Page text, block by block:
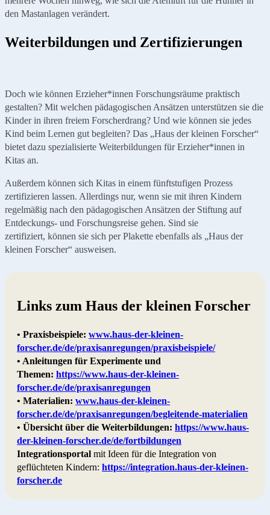
den Mastanlagen verändert.
Weiterbildungen und Zertifizierungen
Doch wie können Erzieher*innen Forschungsräume praktisch
gestalten? Mit welchen pädagogischen Ansätzen unterstützen sie die
Kinder in ihren freiem Forscherdrang? Und wie können sie jedes
Kind beim Lernen gut begleiten? Das „Haus der kleinen Forscher“
bietet dazu spezialisierte Weiterbildungen für Erzieher*innen in
Kitas an.
Außerdem können sich Kitas in einem fünftstufigen Prozess
zertifizieren lassen. Allerdings nur, wenn sie mit ihren Kindern
regelmäßig nach den pädagogischen Ansätzen der Stiftung auf
Entdeckungs- und Forschungsreise gehen. Sind sie
zertifiziert, können sie sich per Plakette ebenfalls als „Haus der
kleinen Forscher“ ausweisen.
Links zum Haus der kleinen Forscher
• Praxisbeispiele: www.haus-der-kleinen-
forscher.de/de/praxisanregungen/praxisbeispiele/
• Anleitungen für Experimente und
Themen: https://www.haus-der-kleinen-
forscher.de/de/praxisanregungen
• Materialien: www.haus-der-kleinen-
forscher.de/de/praxisanregungen/begleitende-materialien
• Übersicht über die Weiterbildungen: https://www.haus-
der-kleinen-forscher.de/de/fortbildungen
Integrationsportal mit Ideen für die Integration von
geflüchteten Kindern: https://integration.haus-der-kleinen-
forscher.de